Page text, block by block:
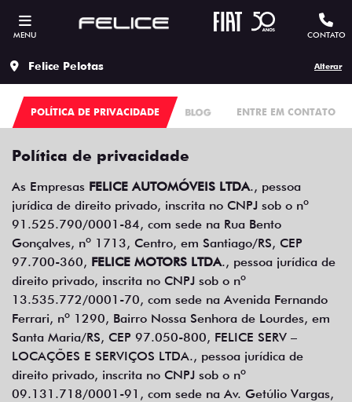
MENU CONTATO
Felice Pelotas Alterar
BLOG ENTRE EM CONTATO
POLÍTICA DE PRIVACIDADE
Política de privacidade
As Empresas FELICE AUTOMÓVEIS LTDA., pessoa
jurídica de direito privado, inscrita no CNPJ sob o nº
91.525.790/0001-84, com sede na Rua Bento
Gonçalves, nº 1713, Centro, em Santiago/RS, CEP
97.700-360, FELICE MOTORS LTDA., pessoa jurídica de
direito privado, inscrita no CNPJ sob o nº
13.535.772/0001-70, com sede na Avenida Fernando
Ferrari, nº 1290, Bairro Nossa Senhora de Lourdes, em
Santa Maria/RS, CEP 97.050-800, FELICE SERV –
LOCAÇÕES E SERVIÇOS LTDA., pessoa jurídica de
direito privado, inscrita no CNPJ sob o nº
09.131.718/0001-91, com sede na Av. Getúlio Vargas,